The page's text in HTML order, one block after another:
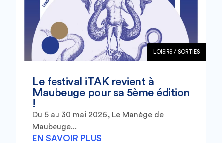
LOISIRS / SORTIES
Le festival iTAK revient à
Maubeuge pour sa 5ème édition
!
Du 5 au 30 mai 2026, Le Manège de
Maubeuge...
EN SAVOIR PLUS